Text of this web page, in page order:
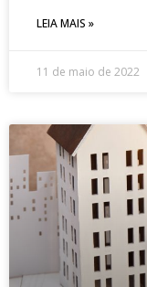
LEIA MAIS »
11 de maio de 2022